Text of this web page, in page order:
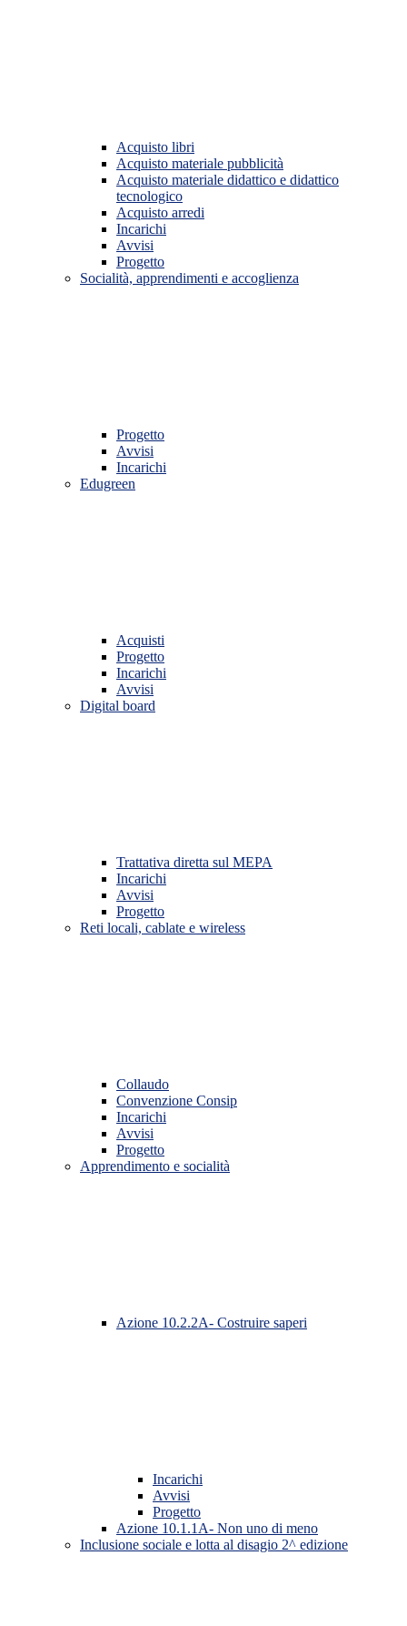
Acquisto libri
Acquisto materiale pubblicità
Acquisto materiale didattico e didattico
tecnologico
Acquisto arredi
Incarichi
Avvisi
Progetto
Socialità, apprendimenti e accoglienza
Progetto
Avvisi
Incarichi
Edugreen
Acquisti
Progetto
Incarichi
Avvisi
Digital board
Trattativa diretta sul MEPA
Incarichi
Avvisi
Progetto
Reti locali, cablate e wireless
Collaudo
Convenzione Consip
Incarichi
Avvisi
Progetto
Apprendimento e socialità
Azione 10.2.2A- Costruire saperi
Incarichi
Avvisi
Progetto
Azione 10.1.1A- Non uno di meno
Inclusione sociale e lotta al disagio 2^ edizione